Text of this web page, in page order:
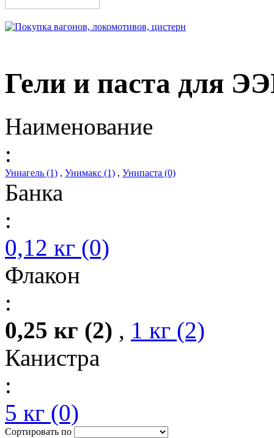
Гели и паста для
Наименование
:
Униагель (1) , Унимакс (1) , Унипаста (0)
Банка
:
0,12 кг (0)
Флакон
:
0,25 кг (2) , 1 кг (2)
Канистра
:
5 кг (0)
Сортировать по